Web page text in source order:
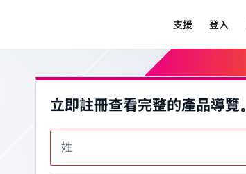
支援 登入
立即註冊查看完整的產品導覽。
姓